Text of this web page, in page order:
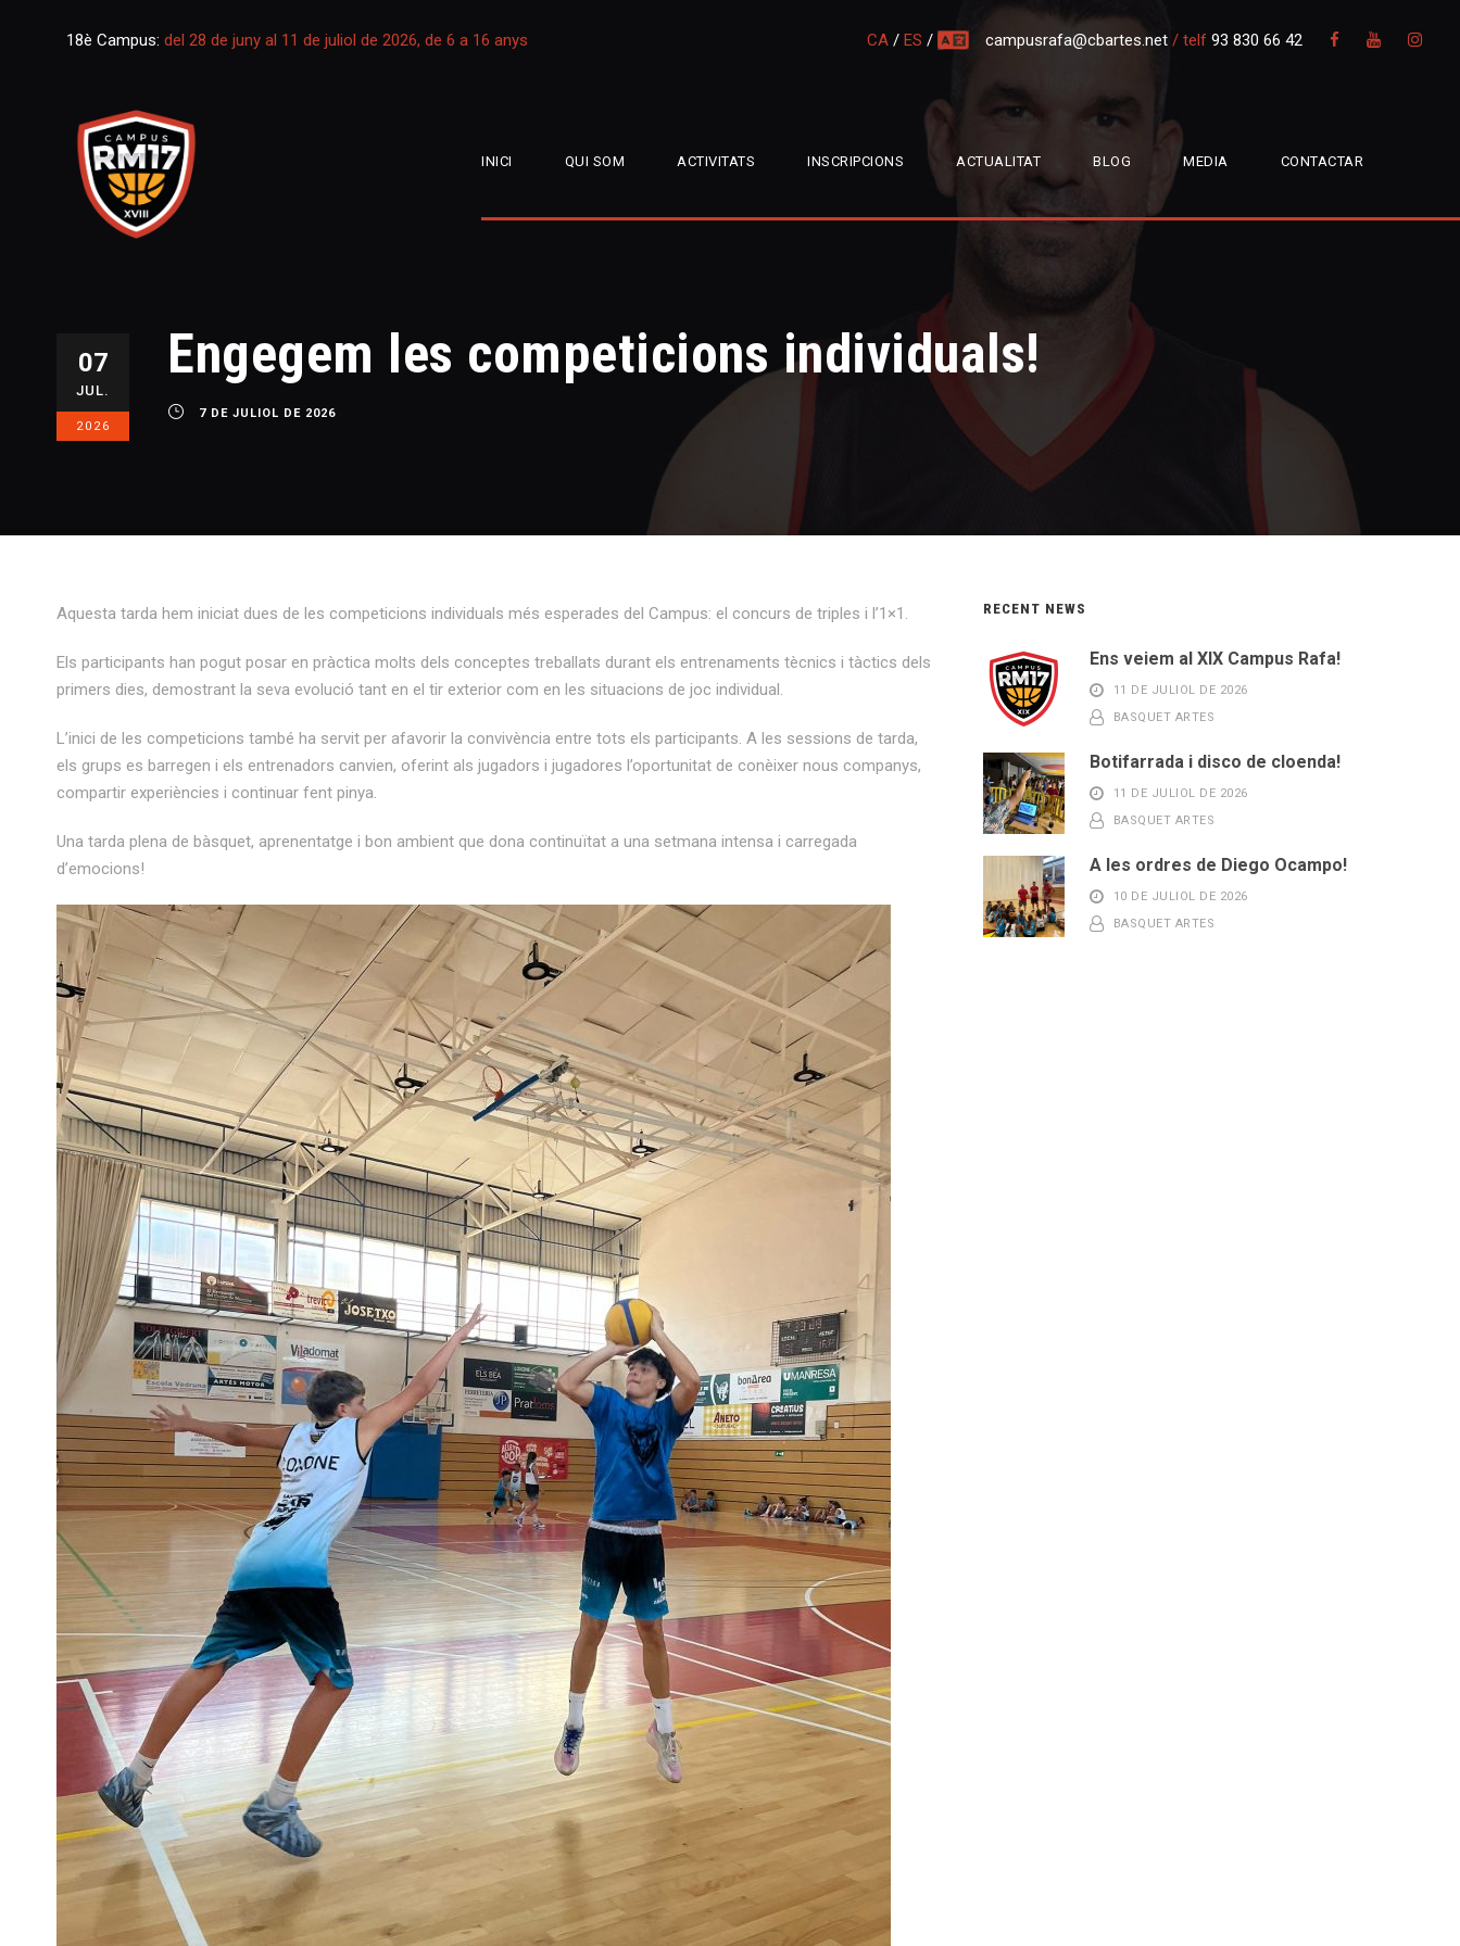
18è Campus: del 28 de juny al 11 de juliol de 2026, de 6 a 16 anys CA / ES / multi campusrafa@cbartes.net / telf 93 830 66 42
INICI QUI SOM ACTIVITATS INSCRIPCIONS ACTUALITAT BLOG MEDIA CONTACTAR
07
JUL.
2026
Engegem les competicions individuals!
7 DE JULIOL DE 2026
Aquesta tarda hem iniciat dues de les competicions individuals més esperades del Campus: el concurs de triples i l’1×1.
Els participants han pogut posar en pràctica molts dels conceptes treballats durant els entrenaments tècnics i tàctics dels
primers dies, demostrant la seva evolució tant en el tir exterior com en les situacions de joc individual.
L’inici de les competicions també ha servit per afavorir la convivència entre tots els participants. A les sessions de tarda,
els grups es barregen i els entrenadors canvien, oferint als jugadors i jugadores l’oportunitat de conèixer nous companys,
compartir experiències i continuar fent pinya.
Una tarda plena de bàsquet, aprenentatge i bon ambient que dona continuïtat a una setmana intensa i carregada
d’emocions!
RECENT NEWS
Ens veiem al XIX Campus Rafa!
11 DE JULIOL DE 2026
BASQUET ARTES
Botifarrada i disco de cloenda!
11 DE JULIOL DE 2026
BASQUET ARTES
A les ordres de Diego Ocampo!
10 DE JULIOL DE 2026
BASQUET ARTES